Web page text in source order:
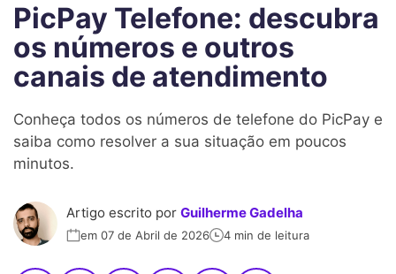
PicPay Telefone: descubra
os números e outros
canais de atendimento
Conheça todos os números de telefone do PicPay e
saiba como resolver a sua situação em poucos
minutos.
Artigo escrito por Guilherme Gadelha
em 07 de Abril de 2026 4 min de leitura